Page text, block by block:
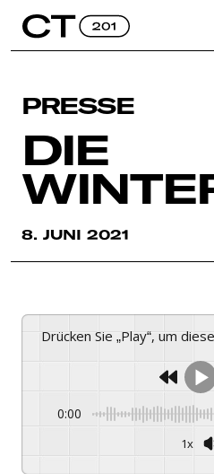
PRESSE
DIE
8. JUNI 2021
Drücken Sie „Play“, um
0:00
1x